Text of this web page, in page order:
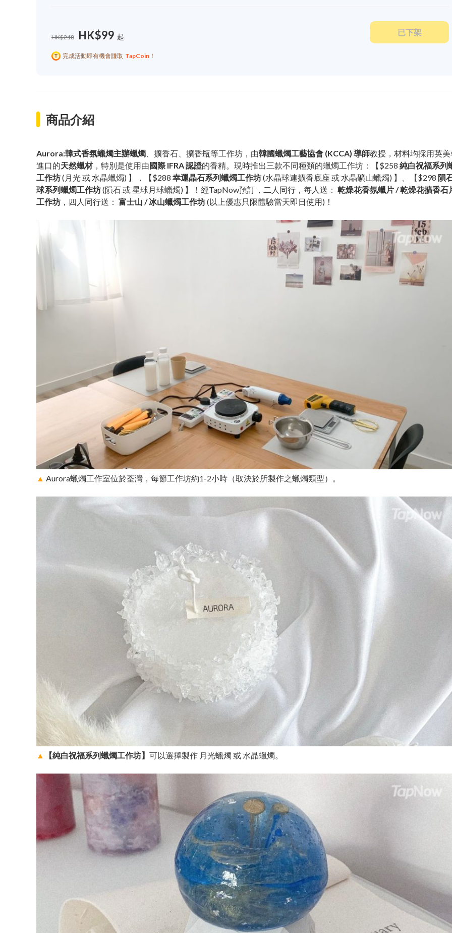
HK$218 HK$99 起 已下架
完成活動即有機會賺取 TapCoin ！
商品介紹
Aurora:韓式香氛蠟燭主辦蠟燭 、擴香石、擴香瓶等工作坊，由韓國蠟燭工藝協會 (KCCA) 導師教授，材料均採用英
進口的天然蠟材，特別是使用由國際 IFRA 認證的香精。現時推出三款不同種類的蠟燭工作坊：【$258 純白祝福系列
工作坊(月光 或 水晶蠟燭) 】，【$288 幸運晶石系列蠟燭工作坊(水晶球連擴香底座 或 水晶礦山蠟燭) 】、【$298 隕
球系列蠟燭工作坊(隕石 或 星球月球蠟燭) 】！經TapNow預訂，二人同行，每人送： 乾燥花香氛蠟片 / 乾燥花擴香石
工作坊 ，四人同行送： 富士山 / 冰山蠟燭工作坊(以上優惠只限體驗當天即日使用)！
▲ Aurora蠟燭工作室位於荃灣，每節工作坊約1-2小時（取決於所製作之蠟燭類型）。
▲ 【純白祝福系列蠟燭工作坊】 可以選擇製作 月光蠟燭 或 水晶蠟燭。